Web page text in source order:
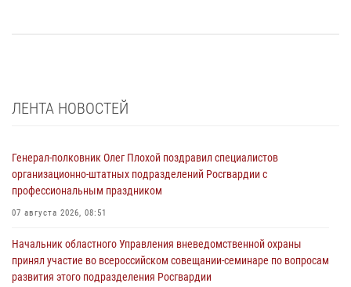
ЛЕНТА НОВОСТЕЙ
Генерал-полковник Олег Плохой поздравил специалистов
организационно-штатных подразделений Росгвардии с
профессиональным праздником
07 августа 2026, 08:51
Начальник областного Управления вневедомственной охраны
принял участие во всероссийском совещании-семинаре по вопросам
развития этого подразделения Росгвардии